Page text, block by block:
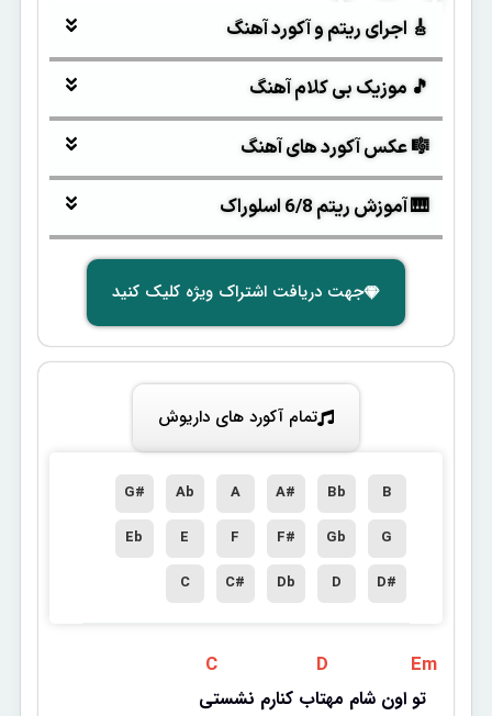
🎸 اجرای ریتم و آکورد آهنگ
🎵 موزیک بی کلام آهنگ
🎼 عکس آکورد های آهنگ
🎹 آموزش ریتم 6/8 اسلوراک
جهت دریافت اشتراک ویژه کلیک کنید
تمام آکورد های داریوش
B
Bb
A#
A
Ab
G#
G
Gb
F#
F
E
Eb
D#
D
Db
C#
C
C D Em
تو اون شام مهتاب کنارم نشستی